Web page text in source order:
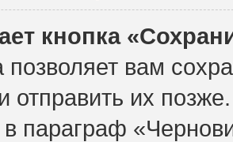
кнопка
позволяет вам
отправить их
параграф